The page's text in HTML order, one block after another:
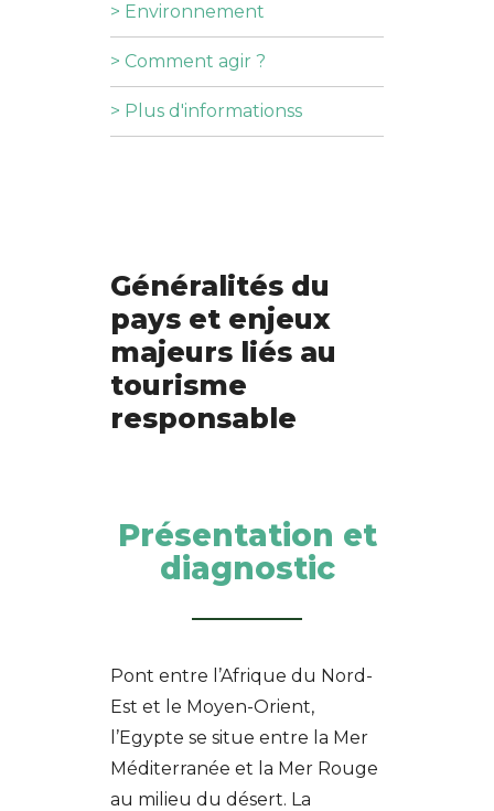
> Environnement
> Comment agir ?
> Plus d'informationss
Généralités du
pays et enjeux
majeurs liés au
tourisme
responsable
Présentation et
diagnostic
Pont entre l’Afrique du Nord-
Est et le Moyen-Orient,
l’Egypte se situe entre la Mer
Méditerranée et la Mer Rouge
au milieu du désert. La